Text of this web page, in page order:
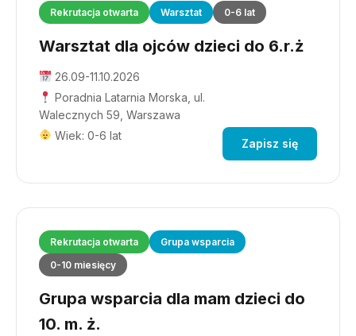
Rekrutacja otwarta Warsztat 0-6 lat
Warsztat dla ojców dzieci do 6.r.ż
26.09-11.10.2026
Poradnia Latarnia Morska, ul.
Walecznych 59, Warszawa
Wiek: 0-6 lat
Zapisz się
Rekrutacja otwarta
Grupa wsparcia
0-10 miesięcy
Grupa wsparcia dla mam dzieci do
10. m. ż.